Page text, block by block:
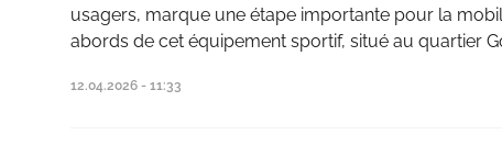
usagers, marque une étape importante pour la
abords de cet équipement sportif, situé au quartier
12.04.2026 - 11:33